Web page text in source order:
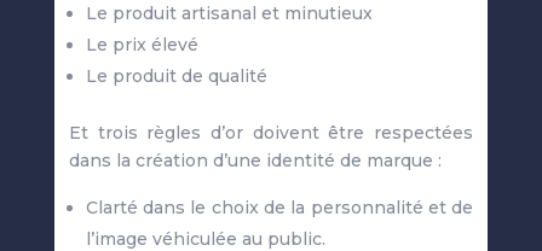
Le produit artisanal et minutieux
Le prix élevé
Le produit de qualité
Et trois règles d’or doivent être respectées
dans la création d’une identité de marque :
Clarté dans le choix de la personnalité et de
l’image véhiculée au public.